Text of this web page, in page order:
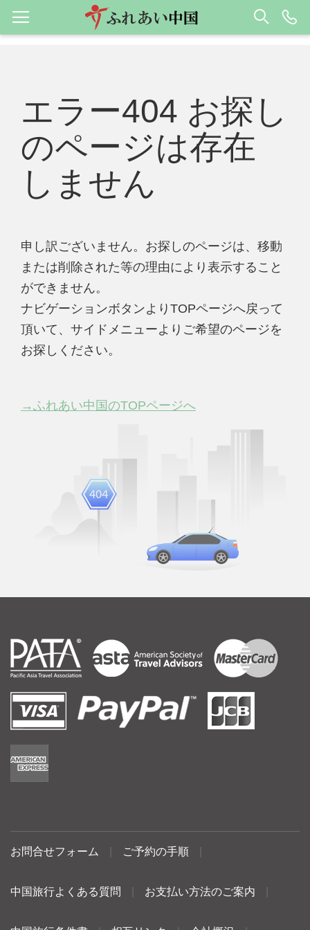
エラー404 お探し
のページは存在
しません
申し訳ございません。お探しのページは、移動
または削除された等の理由により表示すること
ができません。
ナビゲーションボタンよりTOPページへ戻って
頂いて、サイドメニューよりご希望のページを
お探しください。
→ふれあい中国のTOPページへ
お問合せフォーム ご予約の手順
中国旅行よくある質問 お支払い方法のご案内